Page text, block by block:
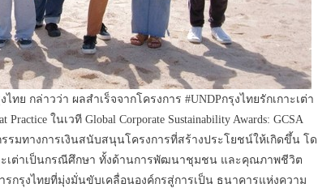
กล่าวว่า ผลสำเร็จจากโครงการ #UNDPกรุงไทยรักเกาะเต่า
ในเวที Global Corporate Sustainability Awards: GCSA
รมทางการเงินสนับสนุนโครงการที่สร้างประโยชน์ให้เกิดขึ้น โ
ะเต่าเป็นกรณีศึกษา ทั้งด้านการพัฒนาชุมชน และคุณภาพชีวิต
กรุงไทยที่มุ่งมั่นขับเคลื่อนองค์กรสู่การเป็น ธนาคารแห่งความ